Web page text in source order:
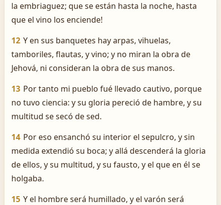
la embriaguez; que se están hasta la noche, hasta
que el vino los enciende!
12 Y en sus banquetes hay arpas, vihuelas,
tamboriles, flautas, y vino; y no miran la obra de
Jehová, ni consideran la obra de sus manos.
13 Por tanto mi pueblo fué llevado cautivo, porque
no tuvo ciencia: y su gloria pereció de hambre, y su
multitud se secó de sed.
14 Por eso ensanchó su interior el sepulcro, y sin
medida extendió su boca; y allá descenderá la gloria
de ellos, y su multitud, y su fausto, y el que en él se
holgaba.
15 Y el hombre será humillado, y el varón será